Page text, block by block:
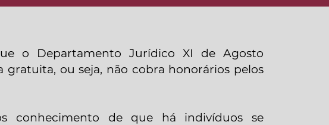
o Departamento Jurídico XI de Agosto
gratuita, ou seja, não cobra honorários pelos
conhecimento de que há indivíduos se